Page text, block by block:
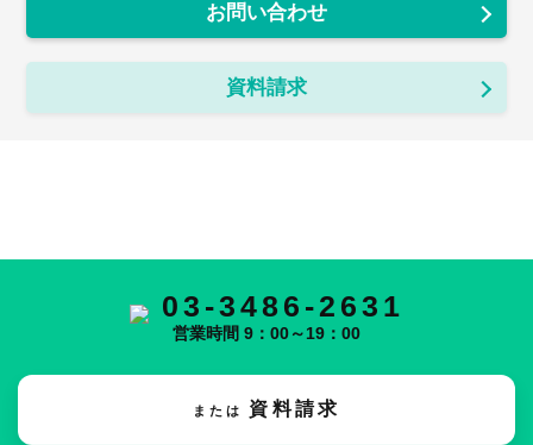
お問い合わせ
資料請求
03-3486-2631
営業時間 9：00～19：00
または 資料請求